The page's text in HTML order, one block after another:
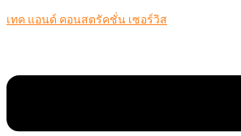
เทค แอนด์ คอนสตรัคชั่น เซอร์วิส